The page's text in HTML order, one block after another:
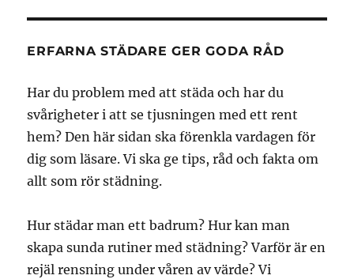
ERFARNA STÄDARE GER GODA RÅD
Har du problem med att städa och har du
svårigheter i att se tjusningen med ett rent
hem? Den här sidan ska förenkla vardagen för
dig som läsare. Vi ska ge tips, råd och fakta om
allt som rör städning.
Hur städar man ett badrum? Hur kan man
skapa sunda rutiner med städning? Varför är en
rejäl rensning under våren av värde? Vi